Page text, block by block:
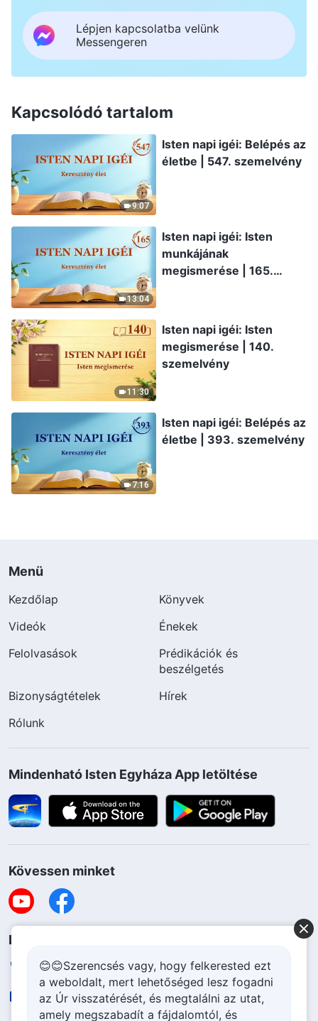
Lépjen kapcsolatba velünk
Messengeren
Kapcsolódó tartalom
9:07
Isten napi igéi: Belépés az
életbe | 547. szemelvény
13:04
Isten napi igéi: Isten
munkájának
megismerése | 165.
11:30
Isten napi igéi: Isten
megismerése | 140.
szemelvény
7:16
Isten napi igéi: Belépés az
életbe | 393. szemelvény
Menü
Kezdőlap
Könyvek
Videók
Énekek
Felolvasások
Prédikációk és
beszélgetés
Bizonyságtételek
Hírek
Rólunk
Mindenható Isten Egyháza App letöltése
Kövessen minket
Lépjen kapcsolatba velünk
+36-70-207-6063
contact.hu@godfootsteps.org
😊😊Szerencsés vagy, hogy felkerested ezt
a weboldalt, mert lehetőséged lesz fogadni
az Úr visszatérését, és megtalálni az utat,
amely megszabadít a fájdalomtól, és